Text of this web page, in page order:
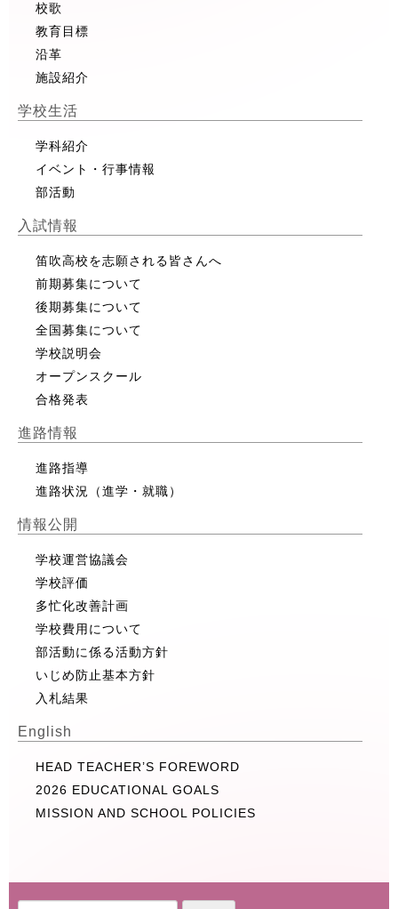
校歌
教育目標
沿革
施設紹介
学校生活
学科紹介
イベント・行事情報
部活動
入試情報
笛吹高校を志願される皆さんへ
前期募集について
後期募集について
全国募集について
学校説明会
オープンスクール
合格発表
進路情報
進路指導
進路状況（進学・就職）
情報公開
学校運営協議会
学校評価
多忙化改善計画
学校費用について
部活動に係る活動方針
いじめ防止基本方針
入札結果
English
HEAD TEACHER’S FOREWORD
2026 EDUCATIONAL GOALS
MISSION AND SCHOOL POLICIES